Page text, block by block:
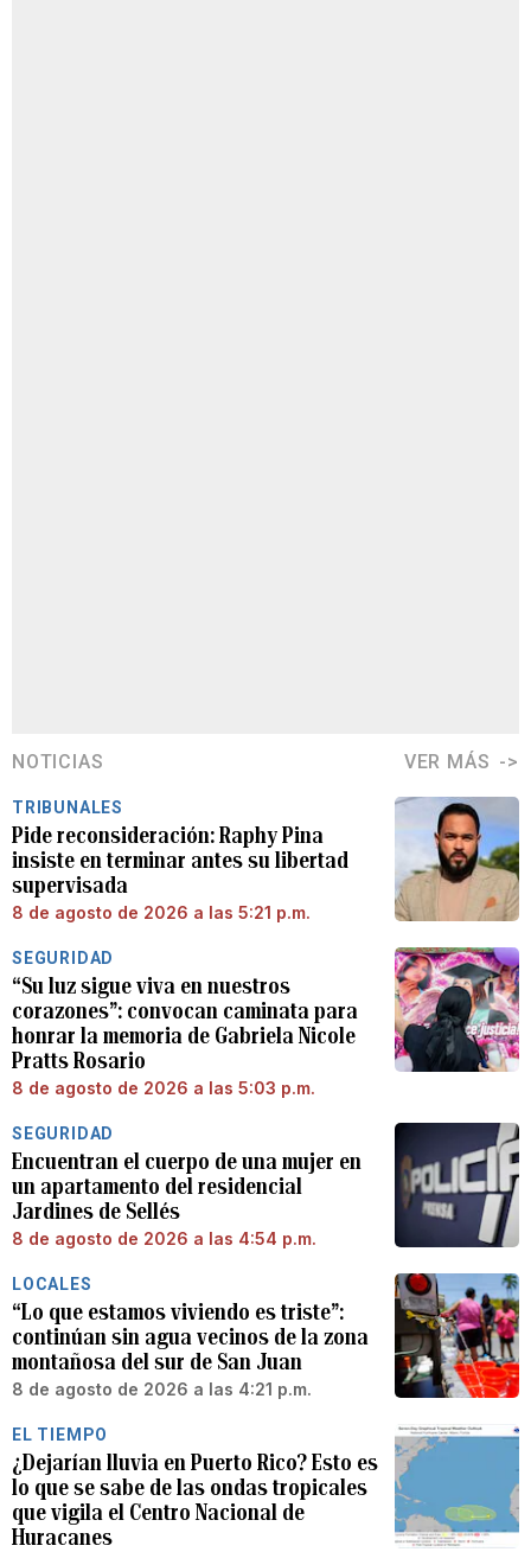
NOTICIAS VER MÁS
TRIBUNALES
Pide reconsideración: Raphy Pina
insiste en terminar antes su libertad
supervisada
8 de agosto de 2026 a las 5:21 p.m.
SEGURIDAD
“Su luz sigue viva en nuestros
corazones”: convocan caminata para
honrar la memoria de Gabriela Nicole
Pratts Rosario
8 de agosto de 2026 a las 5:03 p.m.
SEGURIDAD
Encuentran el cuerpo de una mujer en
un apartamento del residencial
Jardines de Sellés
8 de agosto de 2026 a las 4:54 p.m.
LOCALES
“Lo que estamos viviendo es triste”:
continúan sin agua vecinos de la zona
montañosa del sur de San Juan
8 de agosto de 2026 a las 4:21 p.m.
EL TIEMPO
¿Dejarían lluvia en Puerto Rico? Esto es
lo que se sabe de las ondas tropicales
que vigila el Centro Nacional de
Huracanes